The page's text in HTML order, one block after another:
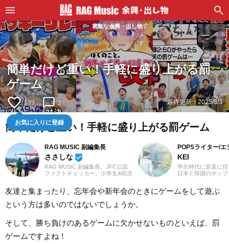
素敵な余興・出し物
簡単だけど重い！手軽に盛り上がる罰
ゲーム
favorite_border 139
お気に入りに登録
chat_bubble_outline 2 最終更新： 2025/8/3
簡単だけど重い！手軽に盛り上がる罰ゲーム
RAG MUSIC 副編集長
ささしな beenhere
RAG MUSIC 副編集長。JFC公認
ファクトチェッカー。小学生&幼児
します。学生時代は京都科学技術
専門学校で音響・照明・映像技術
など幅広く学び、総合的な舞台演
出からクリエイティブな表現力の
は現職である音楽制作会社に入社
し、現在に至るまで一貫して制作
畑にて経験を積み、音楽を軸に多
様な業務に取り組んでいます。現
POPSライター/エ
KEI
学生時代に音楽に
日本と韓国のポッ
の執筆経験があり
J-POPと2010年代
年のロックや歌謡
にしたことが、「
友達と集まったり、忘年会や新年会のときにゲームをして遊ぶ
という方は多いのではないでしょうか。
そして、勝ち負けのあるゲームに欠かせないものといえば、罰
ゲームですよね！